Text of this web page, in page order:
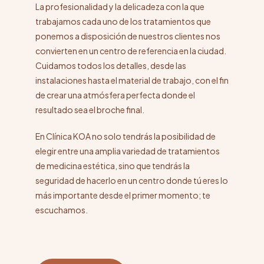
La profesionalidad y la delicadeza con la que
trabajamos cada uno de los tratamientos que
ponemos a disposición de nuestros clientes nos
convierten en un centro de referencia en la ciudad.
Cuidamos todos los detalles, desde las
instalaciones hasta el material de trabajo, con el fin
de crear una atmósfera perfecta donde el
resultado sea el broche final.
En Clínica KOA no solo tendrás la posibilidad de
elegir entre una amplia variedad de tratamientos
de medicina estética, sino que tendrás la
seguridad de hacerlo en un centro donde tú eres lo
más importante desde el primer momento; te
escuchamos.